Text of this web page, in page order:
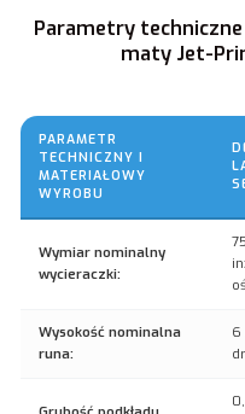
Parametry
maty Jet-
PARAMETR
TECHNICZNY I
MATERIAŁOWY
WYROBU
Wymiar nominalny
wycieraczki:
Wysokość nominalna
runa:
6